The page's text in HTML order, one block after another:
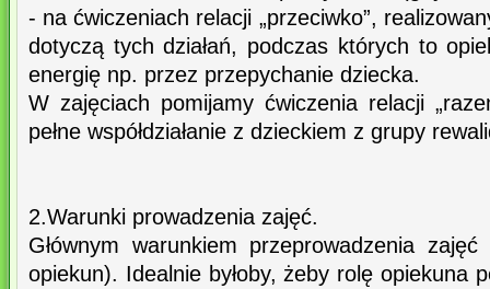
- na ćwiczeniach relacji „przeciwko”,
dotyczą tych działań, podczas których to
energię np. przez przepychanie dziecka.
W zajęciach pomijamy ćwiczenia relacji
pełne współdziałanie z dzieckiem z grupy
2.Warunki prowadzenia zajęć.
Głównym warunkiem przeprowadzenia
opiekun). Idealnie byłoby, żeby rolę opiekuna